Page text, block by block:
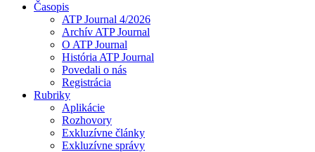
Časopis
ATP Journal 4/2026
Archív ATP Journal
O ATP Journal
História ATP Journal
Povedali o nás
Registrácia
Rubriky
Aplikácie
Rozhovory
Exkluzívne články
Exkluzívne správy